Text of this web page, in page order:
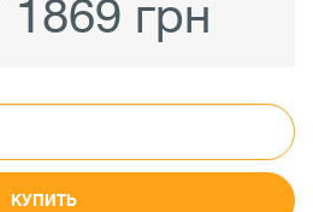
1869 грн
КУПИТЬ